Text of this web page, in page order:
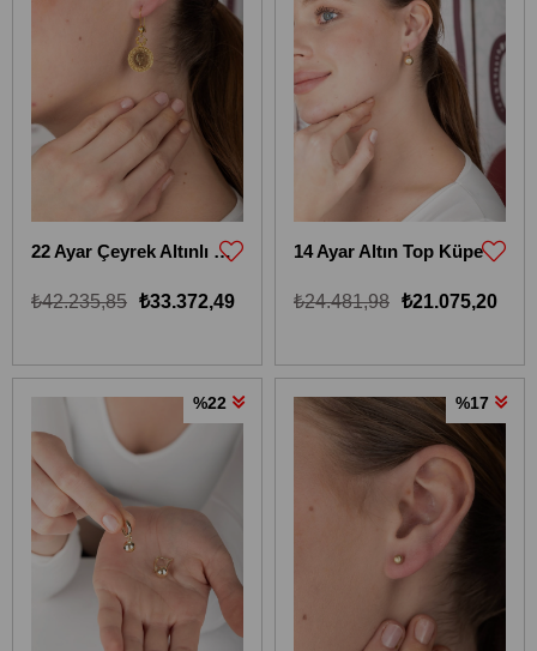
22 Ayar Çeyrek Altınlı Dorika Toplu Sallantılı Küpe
₺33.372,49
₺42.235,85
14 Ayar Altın Top Küpe
₺21.075,20
₺24.481,98
%22 %17